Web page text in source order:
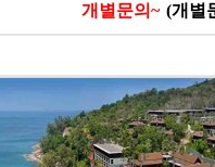
개별문의~ (개별